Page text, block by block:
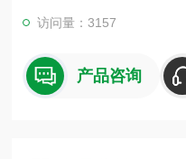
访问量：3157
产品咨询